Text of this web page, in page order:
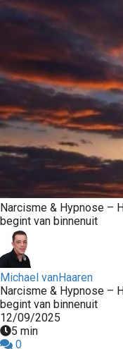
Narcisme & Hypnose –
begint van binnenuit
Michael vanHaaren
Narcisme & Hypnose –
begint van binnenuit
12/09/2025
5 min
0
kan de
worden
om
te
op
gebruikt
te
de
Hierdoor